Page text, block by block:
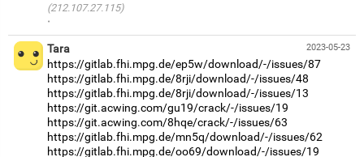
(212.107.27.115)
·
2023-05-23
Tara
https://gitlab.fhi.mpg.de/ep5w/download/-/issues/87
https://gitlab.fhi.mpg.de/8rji/download/-/issues/48
https://gitlab.fhi.mpg.de/8rji/download/-/issues/13
https://git.acwing.com/gu19/crack/-/issues/19
https://git.acwing.com/8hqe/crack/-/issues/63
https://gitlab.fhi.mpg.de/mn5q/download/-/issues/62
https://gitlab.fhi.mpg.de/oo69/download/-/issues/19